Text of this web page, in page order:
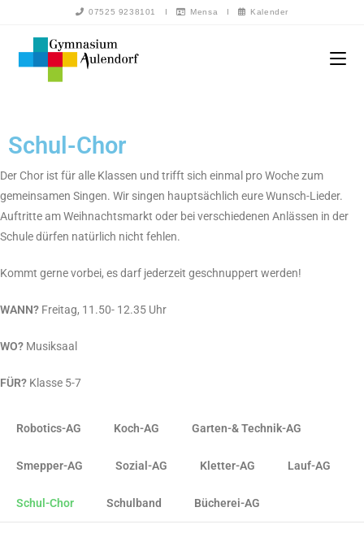
07525 9238101 I Mensa I Kalender
Schul-Chor
Der Chor ist für alle Klassen und trifft sich einmal pro Woche zum
gemeinsamen Singen. Wir singen hauptsächlich eure Wunsch-Lieder.
Auftritte am Weihnachtsmarkt oder bei verschiedenen Anlässen in der
Schule dürfen natürlich nicht fehlen.
Kommt gerne vorbei, es darf jederzeit geschnuppert werden!
WANN? Freitag, 11.50- 12.35 Uhr
WO? Musiksaal
FÜR? Klasse 5-7
Robotics-AG Koch-AG Garten-& Technik-AG
Smepper-AG Sozial-AG Kletter-AG Lauf-AG
Schul-Chor Schulband Bücherei-AG